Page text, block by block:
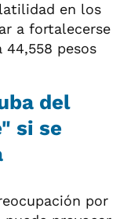
en los
a fortalecerse
44,558 pesos
del
si se
por